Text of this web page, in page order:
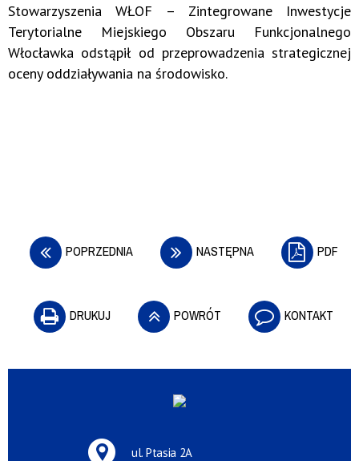
Stowarzyszenia WŁOF – Zintegrowane Inwestycje
Terytorialne Miejskiego Obszaru Funkcjonalnego
Włocławka odstąpił od przeprowadzenia strategicznej
oceny oddziaływania na środowisko.
POPRZEDNIA NASTĘPNA PDF
DRUKUJ POWRÓT KONTAKT
ul. Ptasia 2A